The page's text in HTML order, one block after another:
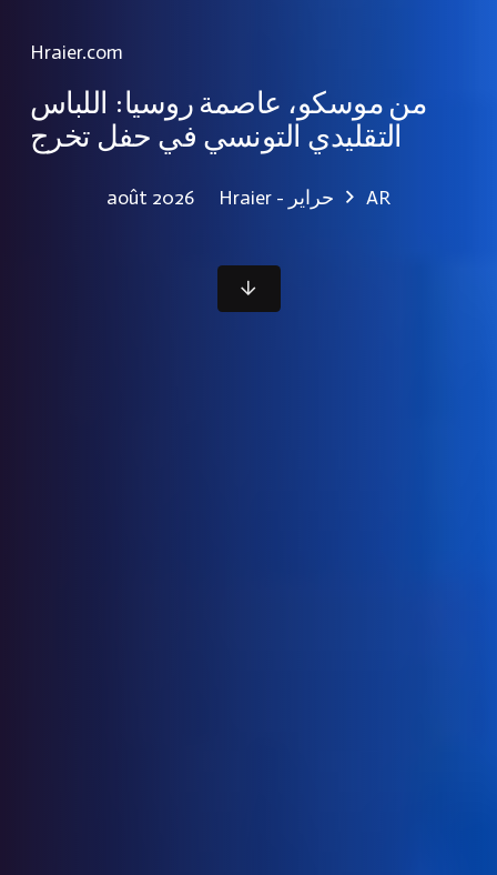
Hraier.com
من موسكو، عاصمة روسيا: اللباس
التقليدي التونسي في حفل تخرج
août 2026 Hraier - حراير AR